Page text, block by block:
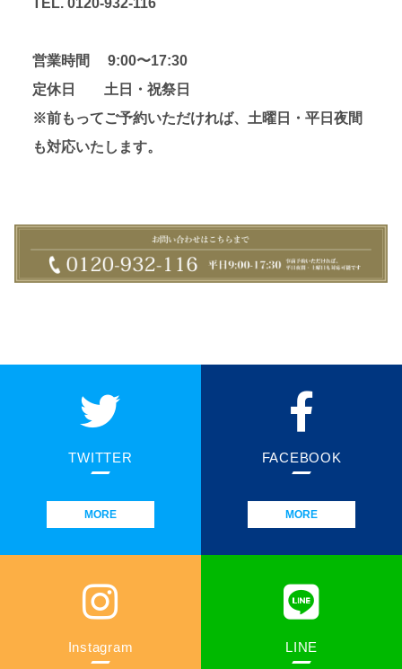
TEL. 0120-932-116
営業時間 9:00〜17:30
定休日 土日・祝祭日
※前もってご予約いただければ、土曜日・平日夜間
も対応いたします。
TWITTER
MORE
FACEBOOK
MORE
Instagram LINE